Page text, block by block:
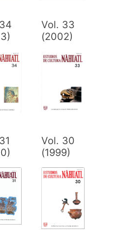
Vol. 33
(2002)
Vol. 30
(1999)